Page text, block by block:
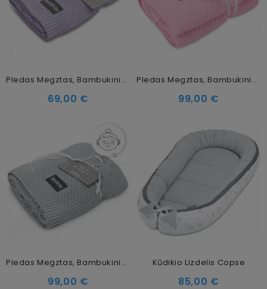
Pledas Megztas, Bambukinis Lavendlove
69,00 €
Pledas Megztas, Bambukinis Mamytėms, Rausvas
99,00 €
Pledas Megztas, Bambukinis Mamytėms Stella
99,00 €
Kūdikio Lizdelis Copse
85,00 €